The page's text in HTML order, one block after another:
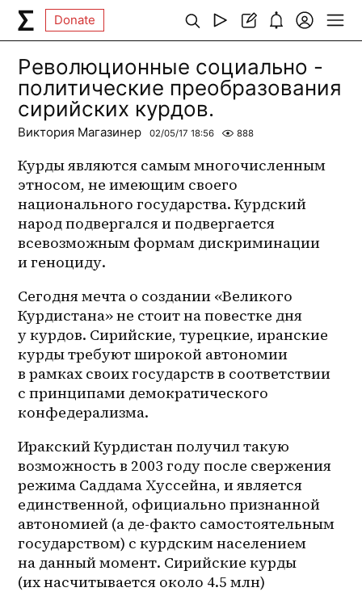
Donate
Революционные социально -
политические преобразования
сирийских курдов.
Виктория Магазинер 02/05/17 18:56 888
Курды являются самым многочисленным
этносом, не имеющим своего
национального государства. Курдский
народ подвергался и подвергается
всевозможным формам дискриминации
и геноциду.
Сегодня мечта о создании «Великого
Курдистана» не стоит на повестке дня
у курдов. Сирийские, турецкие, иранские
курды требуют широкой автономии
в рамках своих государств в соответствии
с принципами демократического
конфедерализма.
Иракский Курдистан получил такую
возможность в 2003 году после свержения
режима Саддама Хуссейна, и является
единственной, официально признанной
автономией (а де-факто самостоятельным
государством) с курдским населением
на данный момент. Сирийские курды
(их насчитывается около 4.5 млн)